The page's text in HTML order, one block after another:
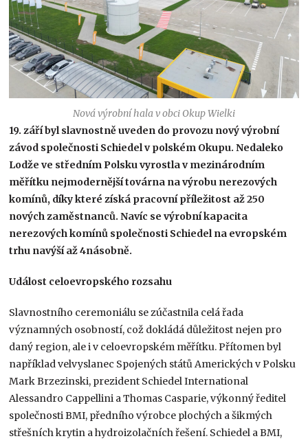
Nová výrobní hala v obci Okup Wielki
19. září byl slavnostně uveden do provozu nový výrobní
závod společnosti Schiedel v polském Okupu. Nedaleko
Lodže ve středním Polsku vyrostla v mezinárodním
měřítku nejmodernější továrna na výrobu nerezových
komínů, díky které získá pracovní příležitost až 250
nových zaměstnanců. Navíc se výrobní kapacita
nerezových komínů společnosti Schiedel na evropském
trhu navýší až 4násobně.
Událost celoevropského rozsahu
Slavnostního ceremoniálu se zúčastnila celá řada
významných osobností, což dokládá důležitost nejen pro
daný region, ale i v celoevropském měřítku. Přítomen byl
například velvyslanec Spojených států Amerických v Polsku
Mark Brzezinski, prezident Schiedel International
Alessandro Cappellini a Thomas Casparie, výkonný ředitel
společnosti BMI, předního výrobce plochých a šikmých
střešních krytin a hydroizolačních řešení. Schiedel a BMI,